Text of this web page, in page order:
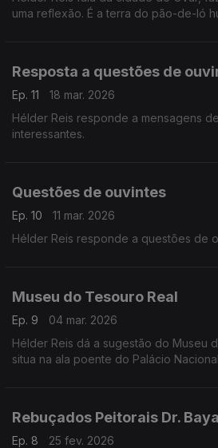
uma reflexão. É a terra do pão-de-ló
Resposta a questões de
Ep. 11
18 mar. 2026
Hélder Reis responde a mensagens
interessantes.
Questões de ouvintes
Ep. 10
11 mar. 2026
Hélder Reis responde a questões de
Museu do Tesouro Real
Ep. 9
04 mar. 2026
Hélder Reis dá a sugestão do Museu
situa na ala poente do Palácio
Rebuçados Peitorais Dr.
Ep. 8
25 fev. 2026